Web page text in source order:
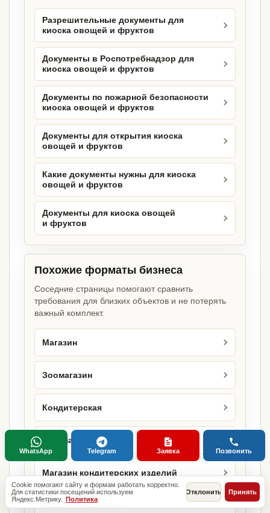
Разрешительные документы для
киоска овощей и фруктов
Документы в Роспотребнадзор для
киоска овощей и фруктов
Документы по пожарной безопасности
киоска овощей и фруктов
Документы для открытия киоска
овощей и фруктов
Какие документы нужны для киоска
овощей и фруктов
Документы для киоска овощей
и фруктов
Похожие форматы бизнеса
Соседние страницы помогают сравнить
требования для близких объектов и не потерять
важный комплект.
Магазин
Зоомагазин
Кондитерская
Кулинария
Магазин кондитерских изделий
Магазин косметики
Cookie помогают сайту и формам работать корректно.
Для статистики посещений используем
Яндекс.Метрику. Политика
Отклонить Принять
WhatsApp Telegram Заявка Позвонить